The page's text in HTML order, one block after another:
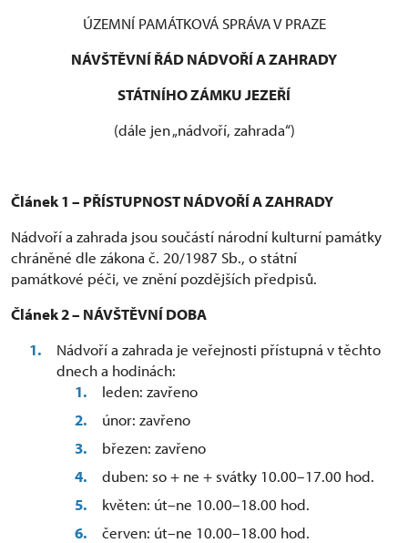
ÚZEMNÍ PAMÁTKOVÁ SPRÁVA V PRAZE
NÁVŠTĚVNÍ ŘÁD NÁDVOŘÍ A ZAHRADY
STÁTNÍHO ZÁMKU JEZEŘÍ
(dále jen „nádvoří, zahrada“)
Článek 1 – PŘÍSTUPNOST NÁDVOŘÍ A ZAHRADY
Nádvoří a zahrada jsou součástí národní kulturní památky
chráněné dle zákona č. 20/1987 Sb., o státní
památkové péči, ve znění pozdějších předpisů.
Článek 2 – NÁVŠTĚVNÍ DOBA
Nádvoří a zahrada je veřejnosti přístupná v těchto
dnech a hodinách:
leden: zavřeno
únor: zavřeno
březen: zavřeno
duben: so + ne + svátky 10.00–17.00 hod.
květen: út–ne 10.00–18.00 hod.
červen: út–ne 10.00–18.00 hod.